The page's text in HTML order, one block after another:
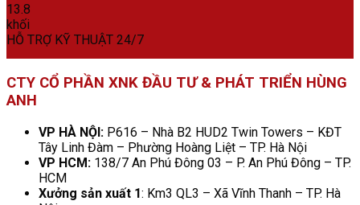
HỖ TRỢ KỸ THUẬT 24/7
CTY CỔ PHẦN XNK ĐẦU TƯ & PHÁT TRIỂN HÙNG
ANH
VP HÀ NỘI: P616 – Nhà B2 HUD2 Twin Towers – KĐT
Tây Linh Đàm – Phường Hoàng Liệt – TP. Hà Nội
VP HCM: 138/7 An Phú Đông 03 – P. An Phú Đông – TP.
HCM
Xưởng sản xuất 1: Km3 QL3 – Xã Vĩnh Thanh – TP. Hà